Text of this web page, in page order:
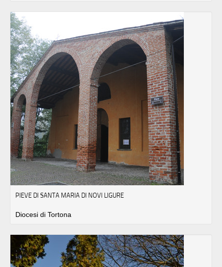
PIEVE DI SANTA MARIA DI NOVI LIGURE
Diocesi di Tortona